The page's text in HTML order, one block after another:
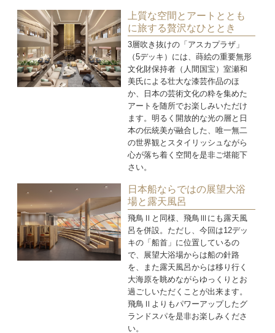
上質な空間とアートととも
に旅する贅沢なひととき
3層吹き抜けの「アスカプラザ」
（5デッキ）には、蒔絵の重要無形
文化財保持者（人間国宝）室瀬和
美氏による壮大な漆芸作品のほ
か、日本の芸術文化の粋を集めた
アートを随所でお楽しみいただけ
ます。明るく開放的な光の層と日
本の伝統美が融合した、唯一無二
の世界観とスタイリッシュながら
心が落ち着く空間を是非ご堪能下
さい。
日本船ならではの展望大浴
場と露天風呂
飛鳥Ⅱと同様、飛鳥Ⅲにも露天風
呂を併設。ただし、今回は12デッ
キの「船首」に位置しているの
で、展望大浴場からは船の針路
を、また露天風呂からは移り行く
大海原を眺めながらゆっくりとお
過ごしいただくことが出来ます。
飛鳥Ⅱよりもパワーアップしたグ
ランドスパを是非お楽しみくださ
い。